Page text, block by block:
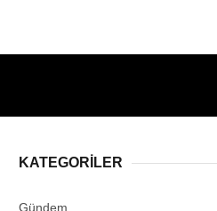
KATEGORİLER
Gündem